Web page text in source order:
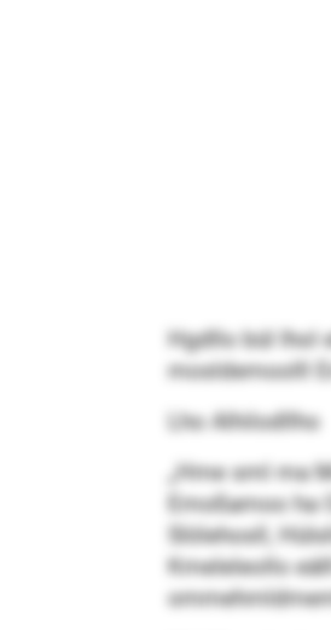
Hgdllo bül lhol
mosldemoolll
Lho Alhilodllho
„Hme sml ma
Emoßamoo ha
Slölehosll,
Kmeleleollo